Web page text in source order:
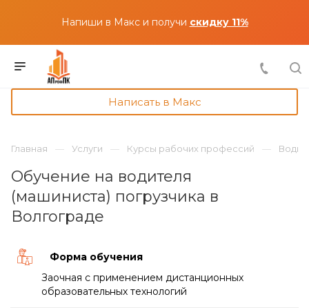
Напиши в Макс и получи скидку 11%
Написать в Макс
Главная Услуги Курсы рабочих профессий
Обучение на водителя
(машиниста) погрузчика в
Волгограде
Форма обучения
Заочная с применением дистанционных
образовательных технологий